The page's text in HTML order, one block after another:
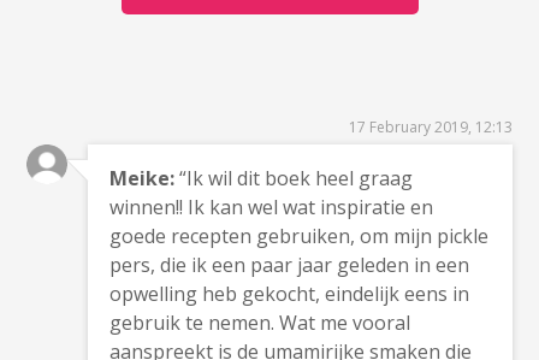
17 February 2019, 12:13
Meike:“Ik wil dit boek heel graag
winnen!! Ik kan wel wat inspiratie en
goede recepten gebruiken, om mijn pickle
pers, die ik een paar jaar geleden in een
opwelling heb gekocht, eindelijk eens in
gebruik te nemen. Wat me vooral
aanspreekt is de umamirijke smaken die